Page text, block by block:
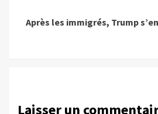
Après les immigrés, Trump
Laisser un